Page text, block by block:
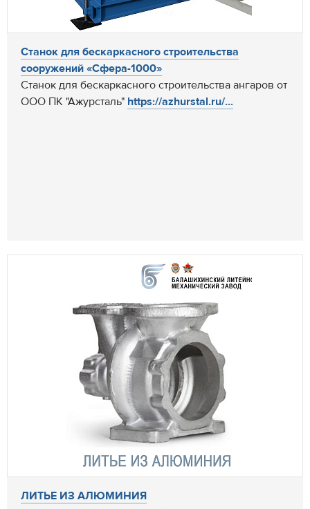
Станок для бескаркасного строительства
сооружений «Сфера-1000»
Станок для бескаркасного строительства ангаров от
ООО ПК "Ажурсталь" https://azhurstal.ru/...
ЛИТЬЕ ИЗ АЛЮМИНИЯ